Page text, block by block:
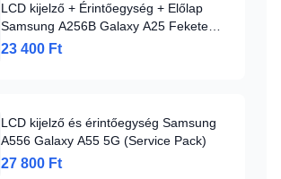
LCD kijelző + Érintőegység + Előlap
Samsung A256B Galaxy A25 Fekete
(Szervizcsomag)
23 400 Ft
LCD kijelző és érintőegység Samsung
A556 Galaxy A55 5G (Service Pack)
27 800 Ft